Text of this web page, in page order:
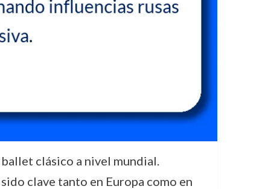
clásico a nivel mundial.
clave tanto en Europa como en